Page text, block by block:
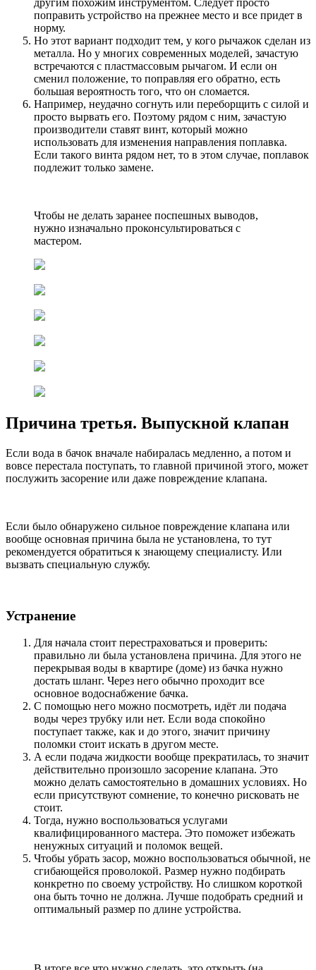
другим похожим инструментом. Следует просто
поправить устройство на прежнее место и все придет в
норму.
Но этот вариант подходит тем, у кого рычажок сделан из
металла. Но у многих современных моделей, зачастую
встречаются с пластмассовым рычагом. И если он
сменил положение, то поправляя его обратно, есть
большая вероятность того, что он сломается.
Например, неудачно согнуть или переборщить с силой и
просто вырвать его. Поэтому рядом с ним, зачастую
производители ставят винт, который можно
использовать для изменения направления поплавка.
Если такого винта рядом нет, то в этом случае, поплавок
подлежит только замене.
Чтобы не делать заранее поспешных выводов,
нужно изначально проконсультироваться с
мастером.
Причина третья. Выпускной клапан
Если вода в бачок вначале набиралась медленно, а потом и
вовсе перестала поступать, то главной причиной этого, может
послужить засорение или даже повреждение клапана.
Если было обнаружено сильное повреждение клапана или
вообще основная причина была не установлена, то тут
рекомендуется обратиться к знающему специалисту. Или
вызвать специальную службу.
Устранение
Для начала стоит перестраховаться и проверить:
правильно ли была установлена причина. Для этого не
перекрывая воды в квартире (доме) из бачка нужно
достать шланг. Через него обычно проходит все
основное водоснабжение бачка.
С помощью него можно посмотреть, идёт ли подача
воды через трубку или нет. Если вода спокойно
поступает также, как и до этого, значит причину
поломки стоит искать в другом месте.
А если подача жидкости вообще прекратилась, то значит
действительно произошло засорение клапана. Это
можно делать самостоятельно в домашних условиях. Но
если присутствуют сомнение, то конечно рисковать не
стоит.
Тогда, нужно воспользоваться услугами
квалифицированного мастера. Это поможет избежать
ненужных ситуаций и поломок вещей.
Чтобы убрать засор, можно воспользоваться обычной, не
сгибающейся проволокой. Размер нужно подбирать
конкретно по своему устройству. Но слишком короткой
она быть точно не должна. Лучше подобрать средний и
оптимальный размер по длине устройства.